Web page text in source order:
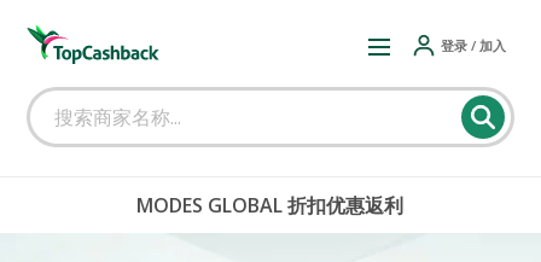
登录 / 加入
MODES GLOBAL 折扣优惠返利